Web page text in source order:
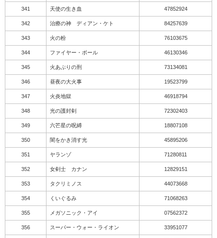
341 天使の生き血 47852924
342 治療の神 ディアン・ケト 84257639
343 火の粉 76103675
344 ファイヤー・ボール 46130346
345 火あぶりの刑 73134081
346 昼夜の大火事 19523799
347 火炎地獄 46918794
348 光の護封剣 72302403
349 六芒星の呪縛 18807108
350 闇をかき消す光 45895206
351 ヤランゾ 71280811
352 女剣士 カナン 12829151
353 タクリミノス 44073668
354 くいぐるみ 71068263
355 メガソニック・アイ 07562372
356 スーパー・ウォー・ライオン 33951077